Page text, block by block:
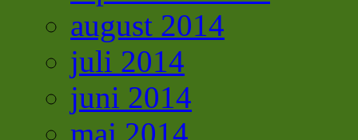
august 2014
juli 2014
juni 2014